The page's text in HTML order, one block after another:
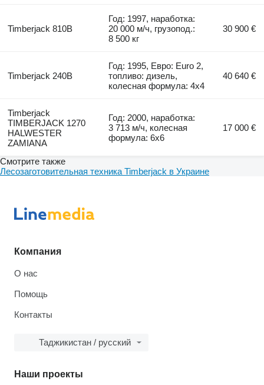
Timberjack 810B
Год: 1997, наработка:
20 000 м/ч, грузопод.:
8 500 кг
30 900 €
Timberjack 240B
Год: 1995, Евро: Euro 2,
топливо: дизель,
колесная формула: 4x4
40 640 €
Timberjack
TIMBERJACK 1270
HALWESTER
ZAMIANA
Год: 2000, наработка:
3 713 м/ч, колесная
формула: 6x6
17 000 €
Смотрите также
Лесозаготовительная техника Timberjack в Украине
Компания
О нас
Помощь
Контакты
Таджикистан / русский
Наши проекты